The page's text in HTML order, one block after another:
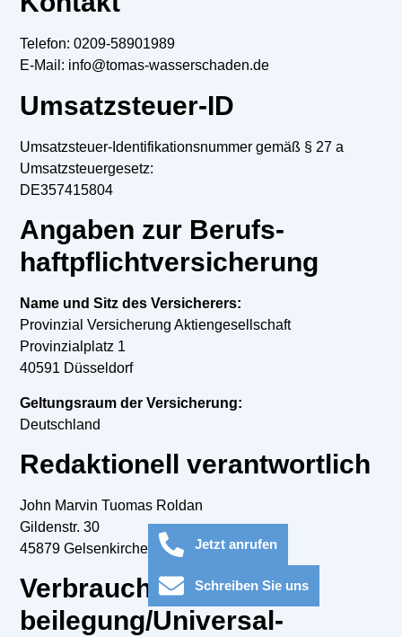
Telefon: 0209-58901989
E-Mail: info@tomas-wasserschaden.de
Umsatzsteuer-ID
Umsatzsteuer-Identifikationsnummer gemäß § 27 a
Umsatzsteuergesetz:
DE357415804
Angaben zur Berufs­
haftpflicht­versicherung
Name und Sitz des Versicherers:
Provinzial Versicherung Aktiengesellschaft
Provinzialplatz 1
40591 Düsseldorf
Geltungsraum der Versicherung:
Deutschland
Redaktionell verantwortlich
John Marvin Tuomas Roldan
Gildenstr. 30
45879 Gelsenkirchen
Verbraucher­streit­
beilegung/Universal­
Jetzt anrufen
Schreiben Sie uns